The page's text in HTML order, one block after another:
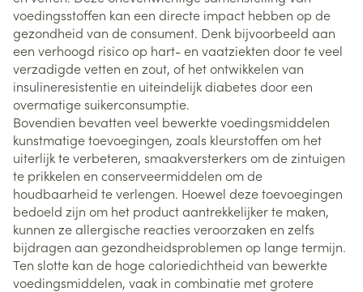
voedingsstoffen kan een directe impact hebben op de
gezondheid van de consument. Denk bijvoorbeeld aan
een verhoogd risico op hart- en vaatziekten door te veel
verzadigde vetten en zout, of het ontwikkelen van
insulineresistentie en uiteindelijk diabetes door een
overmatige suikerconsumptie.
Bovendien bevatten veel bewerkte voedingsmiddelen
kunstmatige toevoegingen, zoals kleurstoffen om het
uiterlijk te verbeteren, smaakversterkers om de zintuigen
te prikkelen en conserveermiddelen om de
houdbaarheid te verlengen. Hoewel deze toevoegingen
bedoeld zijn om het product aantrekkelijker te maken,
kunnen ze allergische reacties veroorzaken en zelfs
bijdragen aan gezondheidsproblemen op lange termijn.
Ten slotte kan de hoge caloriedichtheid van bewerkte
voedingsmiddelen, vaak in combinatie met grotere